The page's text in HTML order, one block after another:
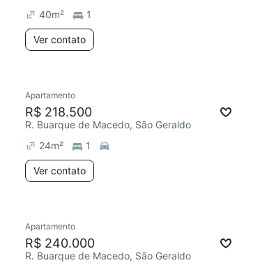
40m² 1
Ver contato
Redecorar
Apartamento
R$ 218.500
R. Buarque de Macedo, São Geraldo
24m² 1
Ver contato
Apartamento
R$ 240.000
R. Buarque de Macedo, São Geraldo